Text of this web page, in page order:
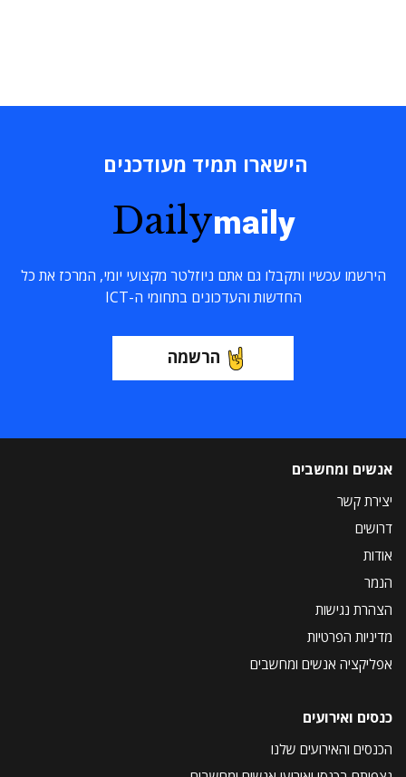
הישארו תמיד מעודכנים
Dailymaily
הירשמו עכשיו ותקבלו גם אתם ניוזלטר מקצועי יומי, המרכז את כל
החדשות והעדכונים בתחומי ה-ICT
הרשמה
אנשים ומחשבים
יצירת קשר
דרושים
אודות
הנמר
הצהרת נגישות
מדיניות הפרטיות
אפליקציה אנשים ומחשבים
כנסים ואירועים
הכנסים והאירועים שלנו